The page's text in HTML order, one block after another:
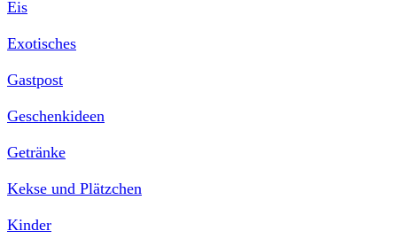
Eis
Exotisches
Gastpost
Geschenkideen
Getränke
Kekse und Plätzchen
Kinder